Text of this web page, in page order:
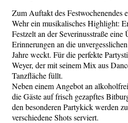
Zum Auftakt des Festwochenendes
Wehr ein musikalisches Highlight:
Festzelt an der Severinusstraße eine
Erinnerungen an die
Jahre weckt. Für die perfekte
Weyer, der mit seinem Mix aus
Tanzfläche füllt.
Neben einem Angebot an
die Gäste auf frisch gezapftes
den besonderen Partykick werden
verschiedene Shots serviert.